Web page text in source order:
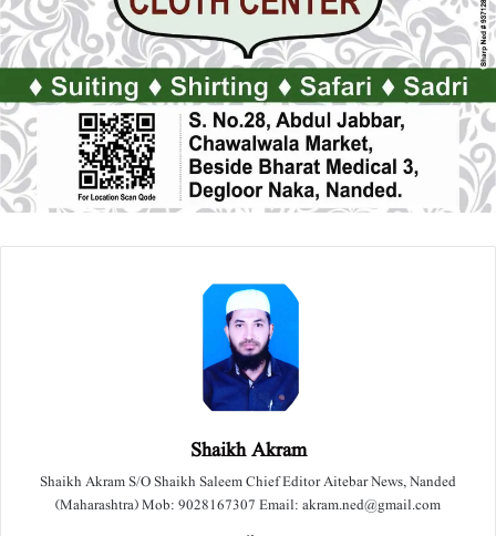
Shaikh Akram
Shaikh Akram S/O Shaikh Saleem Chief Editor Aitebar News, Nanded
(Maharashtra) Mob: 9028167307 Email: akram.ned@gmail.com